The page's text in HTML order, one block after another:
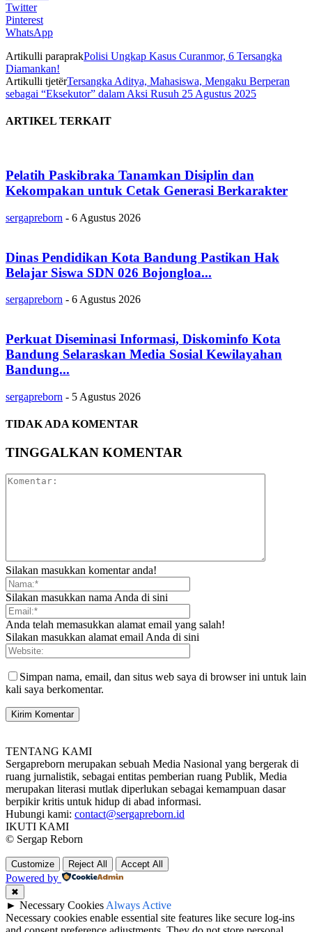
Twitter
Pinterest
WhatsApp
Artikulli paraprakPolisi Ungkap Kasus Curanmor, 6 Tersangka
Diamankan!
Artikulli tjetërTersangka Aditya, Mahasiswa, Mengaku Berperan
sebagai “Eksekutor” dalam Aksi Rusuh 25 Agustus 2025
ARTIKEL TERKAIT
Pelatih Paskibraka Tanamkan Disiplin dan
Kekompakan untuk Cetak Generasi Berkarakter
sergapreborn - 6 Agustus 2026
Dinas Pendidikan Kota Bandung Pastikan Hak
Belajar Siswa SDN 026 Bojongloa...
sergapreborn - 6 Agustus 2026
Perkuat Diseminasi Informasi, Diskominfo Kota
Bandung Selaraskan Media Sosial Kewilayahan
Bandung...
sergapreborn - 5 Agustus 2026
TIDAK ADA KOMENTAR
TINGGALKAN KOMENTAR
Silakan masukkan komentar anda!
Silakan masukkan nama Anda di sini
Anda telah memasukkan alamat email yang salah!
Silakan masukkan alamat email Anda di sini
Simpan nama, email, dan situs web saya di browser ini untuk lain
kali saya berkomentar.
TENTANG KAMI
Sergapreborn merupakan sebuah Media Nasional yang bergerak di
ruang jurnalistik, sebagai entitas pemberian ruang Publik, Media
merupakan literasi mutlak diperlukan sebagai kemampuan dasar
berpikir kritis untuk hidup di abad informasi.
Hubungi kami: contact@sergapreborn.id
IKUTI KAMI
© Sergap Reborn
Customize Reject All Accept All
Powered by
✖
► Necessary Cookies Always Active
Necessary cookies enable essential site features like secure log-ins